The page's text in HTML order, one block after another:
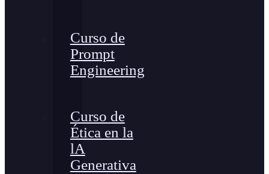
Curso de
Prompt
Engineering
Curso de
Ética en la
lA
Generativa